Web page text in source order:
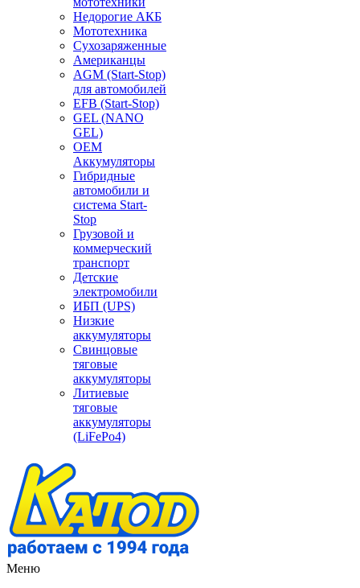
Недорогие АКБ
Мототехника
Сухозаряженные
Американцы
AGM (Start-Stop)
для автомобилей
EFB (Start-Stop)
GEL (NANO
GEL)
OEM
Аккумуляторы
Гибридные
автомобили и
система Start-
Stop
Грузовой и
коммерческий
транспорт
Детские
электромобили
ИБП (UPS)
Низкие
аккумуляторы
Свинцовые
тяговые
аккумуляторы
Литиевые
тяговые
аккумуляторы
(LiFePo4)
Меню